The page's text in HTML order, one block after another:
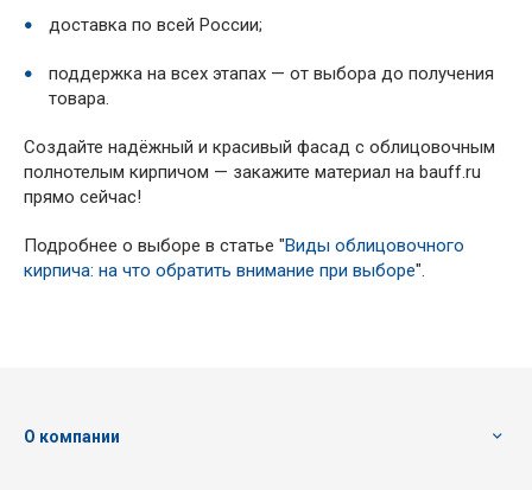
доставка по всей России;
поддержка на всех этапах — от выбора до получения
товара.
Создайте надёжный и красивый фасад с облицовочным
полнотелым кирпичом — закажите материал на bauff.ru
прямо сейчас!
Подробнее о выборе в статье "Виды облицовочного
кирпича: на что обратить внимание при выборе".
О компании